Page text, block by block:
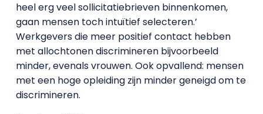
heel erg veel sollicitatiebrieven binnenkomen,
gaan mensen toch intuïtief selecteren.’
Werkgevers die meer positief contact hebben
met allochtonen discrimineren bijvoorbeeld
minder, evenals vrouwen. Ook opvallend: mensen
met een hoge opleiding zijn minder geneigd om te
discrimineren.